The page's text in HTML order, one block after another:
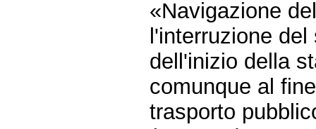
«Navigazione
l'interruzione
dell'inizio della
comunque al
trasporto